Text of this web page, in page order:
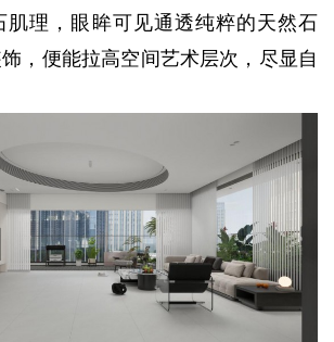
肌理，眼眸可见通透纯粹的天然石
，便能拉高空间艺术层次，尽显自